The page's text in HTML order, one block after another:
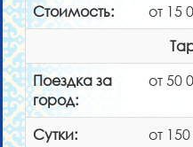
Стоимость:
от 15
Поездка за
город:
от 50
Сутки: от